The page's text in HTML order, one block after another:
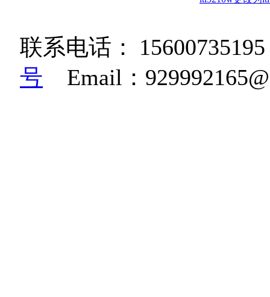
联系电话：
15600735195
号 Email：